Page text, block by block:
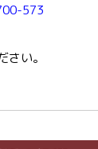
573
い。